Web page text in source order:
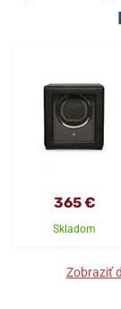
365 €
Skladom
Zobraziť